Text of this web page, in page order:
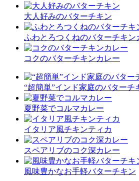
大人好みのバターチキン
ふわとろつくねのバターチキン
コクのバターチキンカレー
“超簡単”インド家庭のバターチ
夏野菜でコルマカレー
イタリア風チキンティカ
スペアリブのコク深カレー
風味豊かなお手軽バターチキン